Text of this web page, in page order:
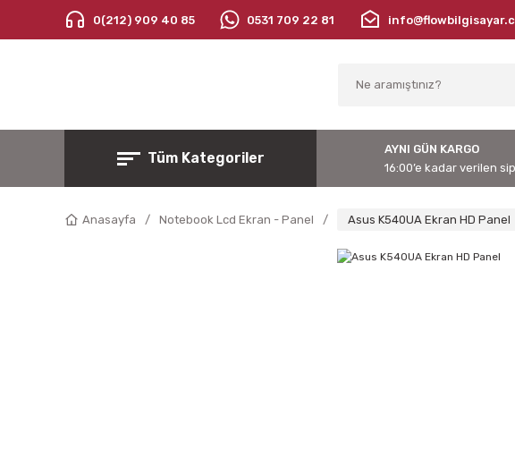
0(212) 909 40 85 0531 709 22 81
Tüm Kategoriler
AYNI GÜN KARGO
16:00’e kadar verilen
Anasayfa Notebook Lcd Ekran - Panel Asus K540UA Ekran HD Panel